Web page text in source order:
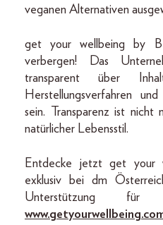
veganen Alternativen
get your wellbeing by
verbergen! Das
transparent über
Herstellungsverfahren
sein. Transparenz ist nicht
natürlicher Lebensstil.
Entdecke jetzt get your
exklusiv bei dm
Unterstützung für